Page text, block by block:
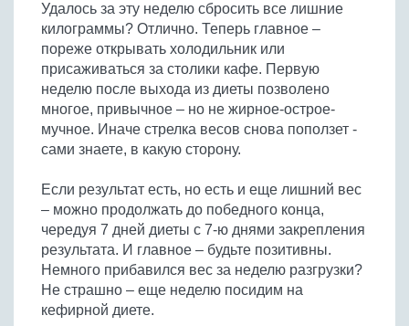
Удалось за эту неделю сбросить все лишние
килограммы? Отлично. Теперь главное –
пореже открывать холодильник или
присаживаться за столики кафе. Первую
неделю после выхода из диеты позволено
многое, привычное – но не жирное-острое-
мучное. Иначе стрелка весов снова поползет -
сами знаете, в какую сторону.
Если результат есть, но есть и еще лишний вес
– можно продолжать до победного конца,
чередуя 7 дней диеты с 7-ю днями закрепления
результата. И главное – будьте позитивны.
Немного прибавился вес за неделю разгрузки?
Не страшно – еще неделю посидим на
кефирной диете.